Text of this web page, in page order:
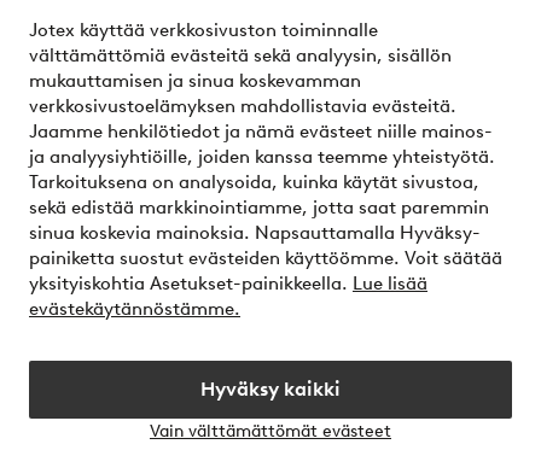
Jotex käyttää verkkosivuston toiminnalle
välttämättömiä evästeitä sekä analyysin, sisällön
mukauttamisen ja sinua koskevamman
verkkosivustoelämyksen mahdollistavia evästeitä.
Jaamme henkilötiedot ja nämä evästeet niille mainos-
ja analyysiyhtiöille, joiden kanssa teemme yhteistyötä.
Tarkoituksena on analysoida, kuinka käytät sivustoa,
sekä edistää markkinointiamme, jotta saat paremmin
sinua koskevia mainoksia. Napsauttamalla Hyväksy-
painiketta suostut evästeiden käyttöömme. Voit säätää
yksityiskohtia Asetukset-painikkeella. Lue lisää
evästekäytännöstämme.
Hyväksy kaikki
Vain välttämättömät evästeet
Ystävät
Turvalliset maksut – maksa nyt tai erissä
Haluatko tietää lisää maksuvaihtoehdoistamme?
elpy